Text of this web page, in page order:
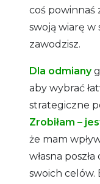
coś powinnaś
swoją wiarę w
zawodzisz.
Dla odmiany
aby wybrać
strategiczne
Zrobiłam –
że mam
własna
swoich celów.